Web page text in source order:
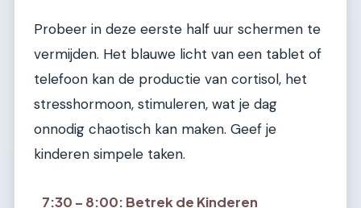
Probeer in deze eerste half uur schermen te
vermijden. Het blauwe licht van een tablet of
telefoon kan de productie van cortisol, het
stresshormoon, stimuleren, wat je dag
onnodig chaotisch kan maken. Geef je
kinderen simpele taken.
7:30 – 8:00: Betrek de Kinderen